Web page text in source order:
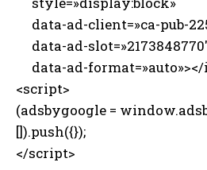
data-ad-client=»ca-pub-
data-ad-
data-ad-format=»auto»></
<script>
(adsbygoogle =
[]).push({});
</script>